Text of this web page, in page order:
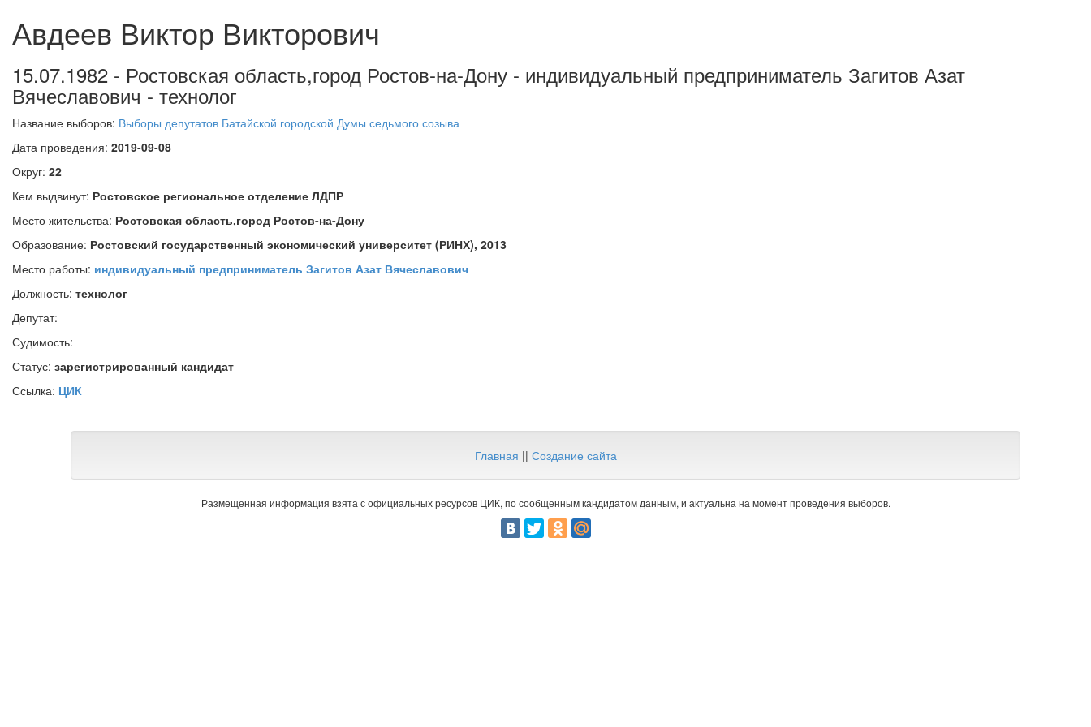
Авдеев Виктор Викторович
15.07.1982 - Ростовская область,город Ростов-на-Дону - индивидуальный предприниматель Загитов Азат
Вячеславович - технолог
Название выборов: Выборы депутатов Батайской городской Думы седьмого созыва
Дата проведения: 2019-09-08
Округ: 22
Кем выдвинут: Ростовское региональное отделение ЛДПР
Место жительства: Ростовская область,город Ростов-на-Дону
Образование: Ростовский государственный экономический университет (РИНХ), 2013
Место работы: индивидуальный предприниматель Загитов Азат Вячеславович
Должность: технолог
Депутат:
Судимость:
Статус: зарегистрированный кандидат
Ссылка: ЦИК
Главная || Создание сайта
Размещенная информация взята с официальных ресурсов ЦИК, по сообщенным кандидатом данным, и актуальна на момент проведения выборов.